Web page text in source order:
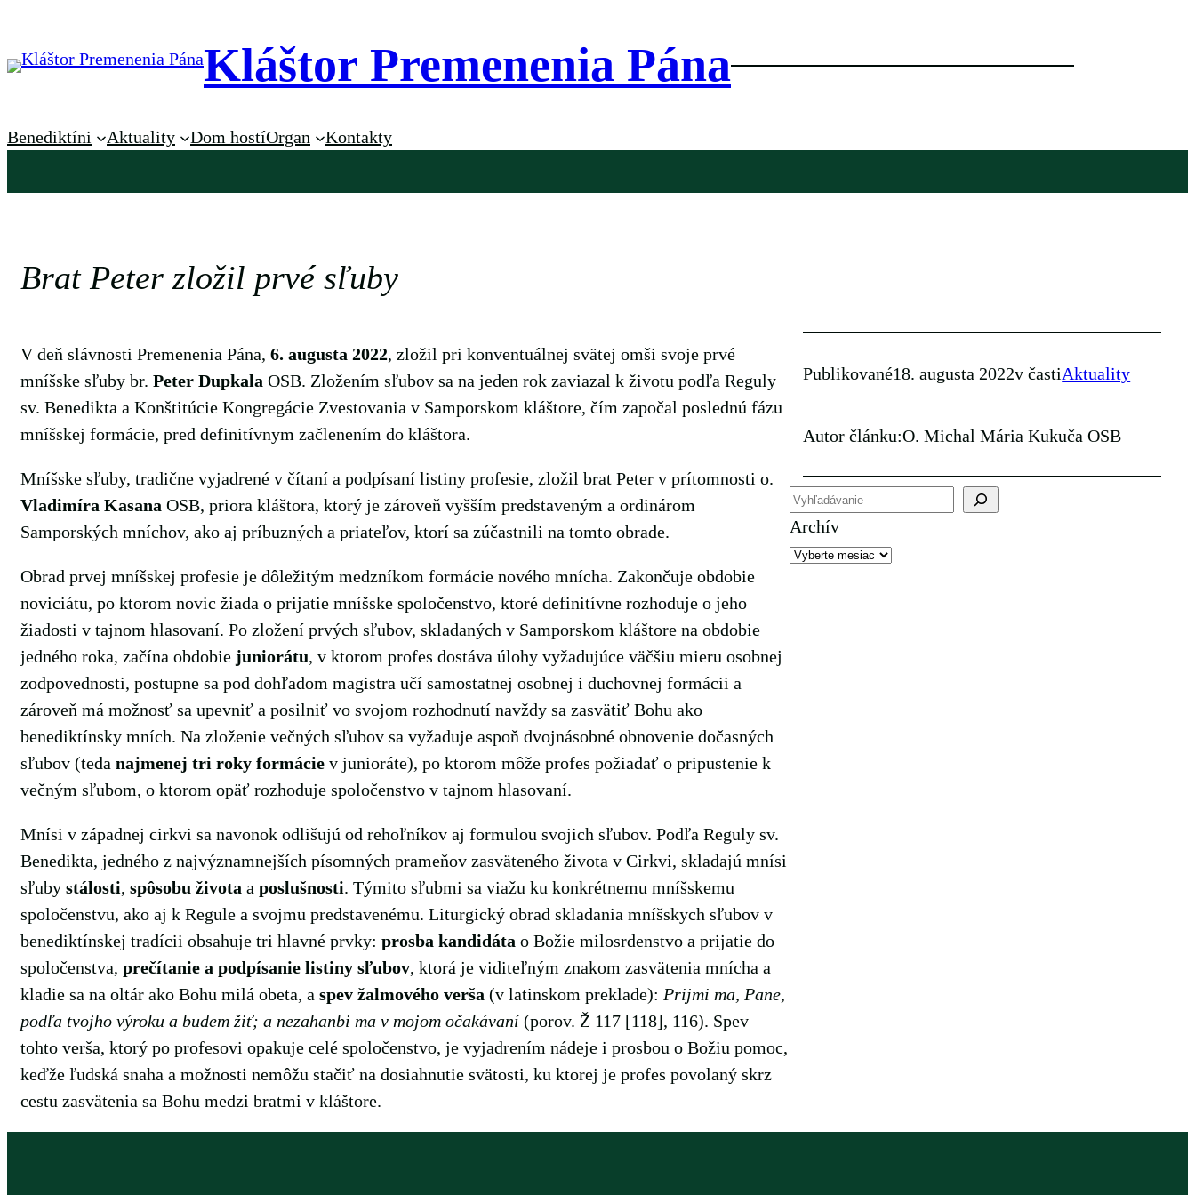
obsah
Kláštor Premenenia Pána
Benediktíni Aktuality Dom hostíOrgan Kontakty
Brat Peter zložil prvé sľuby
V deň slávnosti Premenenia Pána, 6. augusta 2022, zložil pri konventuálnej svätej omši svoje prvé
mníšske sľuby br. Peter Dupkala OSB. Zložením sľubov sa na jeden rok zaviazal k životu podľa Reguly
sv. Benedikta a Konštitúcie Kongregácie Zvestovania v Samporskom kláštore, čím započal poslednú fázu
mníšskej formácie, pred definitívnym začlenením do kláštora.
Mníšske sľuby, tradične vyjadrené v čítaní a podpísaní listiny profesie, zložil brat Peter v prítomnosti o.
Vladimíra Kasana OSB, priora kláštora, ktorý je zároveň vyšším predstaveným a ordinárom
Samporských mníchov, ako aj príbuzných a priateľov, ktorí sa zúčastnili na tomto obrade.
Obrad prvej mníšskej profesie je dôležitým medzníkom formácie nového mnícha. Zakončuje obdobie
noviciátu, po ktorom novic žiada o prijatie mníšske spoločenstvo, ktoré definitívne rozhoduje o jeho
žiadosti v tajnom hlasovaní. Po zložení prvých sľubov, skladaných v Samporskom kláštore na obdobie
jedného roka, začína obdobie juniorátu, v ktorom profes dostáva úlohy vyžadujúce väčšiu mieru osobnej
zodpovednosti, postupne sa pod dohľadom magistra učí samostatnej osobnej i duchovnej formácii a
zároveň má možnosť sa upevniť a posilniť vo svojom rozhodnutí navždy sa zasvätiť Bohu ako
benediktínsky mních. Na zloženie večných sľubov sa vyžaduje aspoň dvojnásobné obnovenie dočasných
sľubov (teda najmenej tri roky formácie v junioráte), po ktorom môže profes požiadať o pripustenie k
večným sľubom, o ktorom opäť rozhoduje spoločenstvo v tajnom hlasovaní.
Mnísi v západnej cirkvi sa navonok odlišujú od rehoľníkov aj formulou svojich sľubov. Podľa Reguly sv.
Benedikta, jedného z najvýznamnejších písomných prameňov zasväteného života v Cirkvi, skladajú mnísi
sľuby stálosti, spôsobu života a poslušnosti. Týmito sľubmi sa viažu ku konkrétnemu mníšskemu
spoločenstvu, ako aj k Regule a svojmu predstavenému. Liturgický obrad skladania mníšskych sľubov v
benediktínskej tradícii obsahuje tri hlavné prvky: prosba kandidáta o Božie milosrdenstvo a prijatie do
spoločenstva, prečítanie a podpísanie listiny sľubov, ktorá je viditeľným znakom zasvätenia mnícha a
kladie sa na oltár ako Bohu milá obeta, a spev žalmového verša (v latinskom preklade): Prijmi ma, Pane,
podľa tvojho výroku a budem žiť; a nezahanbi ma v mojom očakávaní(porov. Ž 117 [118], 116). Spev
tohto verša, ktorý po profesovi opakuje celé spoločenstvo, je vyjadrením nádeje i prosbou o Božiu pomoc,
keďže ľudská snaha a možnosti nemôžu stačiť na dosiahnutie svätosti, ku ktorej je profes povolaný skrz
cestu zasvätenia sa Bohu medzi bratmi v kláštore.
Publikované18. augusta 2022v častiAktuality
Autor článku:O. Michal Mária Kukuča OSB
H
ľ
a
Archív